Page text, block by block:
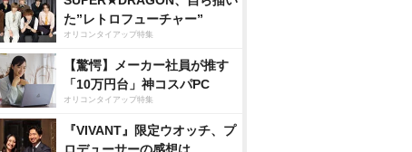
た”レトロフューチャー”
オリコンタイアップ特集
【驚愕】メーカー社員が推す
「10万円台」神コスパPC
オリコンタイアップ特集
『VIVANT』限定ウオッチ、プ